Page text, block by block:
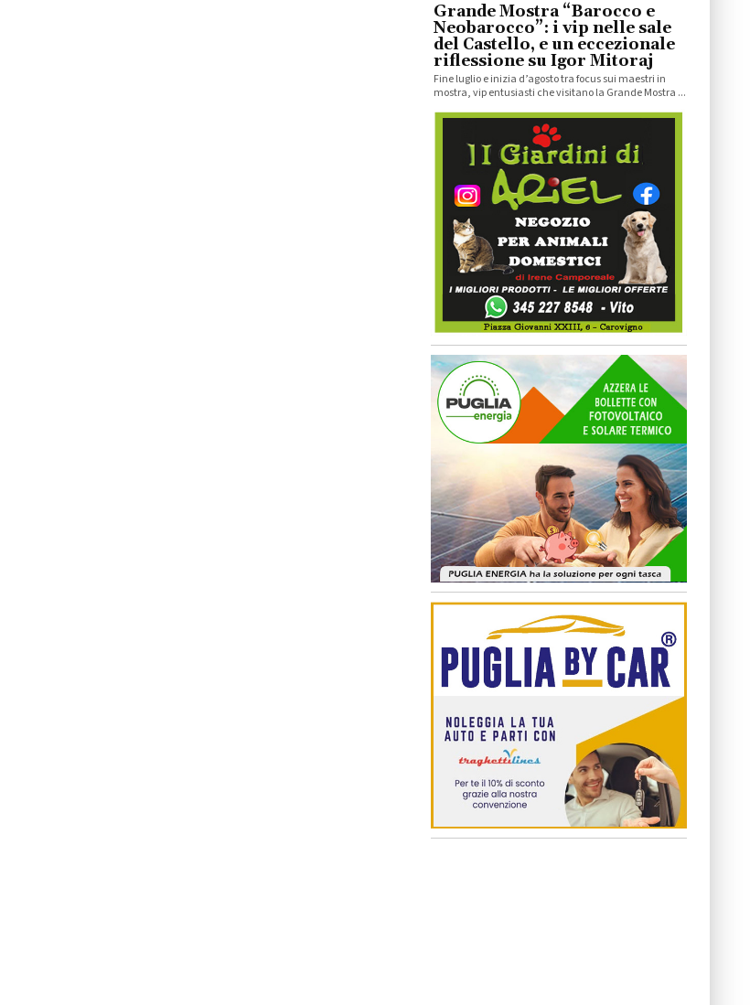
Grande Mostra “Barocco e
Neobarocco”: i vip nelle sale
del Castello, e un eccezionale
riflessione su Igor Mitoraj
Fine luglio e inizia d’agosto tra focus sui maestri in
mostra, vip entusiasti che visitano la Grande Mostra ...